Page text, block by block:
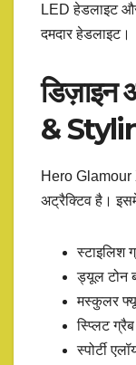
LED हेडलाइट
दमदार हेडलाइट।
डिज़ाइन
&
Hero Glamour
अट्रैक्टिव है।
स्टाइलिश
ड्यूल टोन
मस्कुलर
स्प्लिट
स्पोर्टी